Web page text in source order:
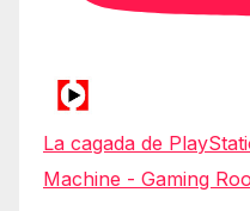
La cagada de
Machine - Gaming